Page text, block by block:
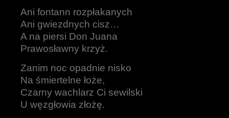
Ani fontann rozpłakanych
Ani gwiezdnych cisz…
A na piersi Don Juana
Prawosławny krzyż.
Zanim noc opadnie nisko
Na śmiertelne łoże,
Czarny wachlarz Ci sewilski
U węzgłowia złożę.